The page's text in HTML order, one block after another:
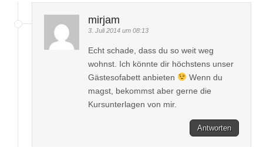
mirjam
3. Juli 2014 um 08:13
Echt schade, dass du so weit weg
wohnst. Ich könnte dir höchstens unser
Gästesofabett anbieten
Wenn du
magst, bekommst aber gerne die
Kursunterlagen von mir.
Antworten